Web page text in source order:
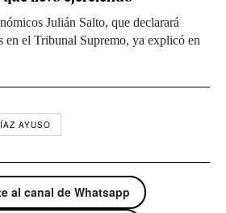
Julián Salto, que declarará
en el Tribunal Supremo, ya explicó en
AYUSO
al canal de Whatsapp